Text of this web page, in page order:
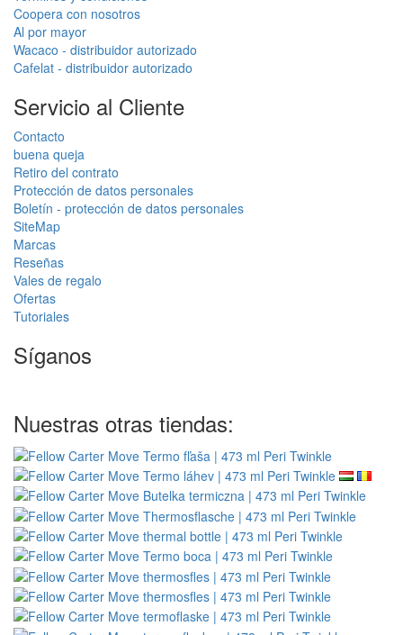
Coopera con nosotros
Al por mayor
Wacaco - distribuidor autorizado
Cafelat - distribuidor autorizado
Servicio al Cliente
Contacto
buena queja
Retiro del contrato
Protección de datos personales
Boletín - protección de datos personales
SiteMap
Marcas
Reseñas
Vales de regalo
Ofertas
Tutoriales
Síganos
Nuestras otras tiendas: